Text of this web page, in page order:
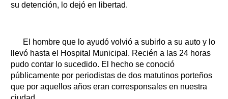
su detención, lo dejó en libertad.
El hombre que lo ayudó volvió a subirlo a su auto y lo
llevó hasta el Hospital Municipal. Recién a las 24 horas
pudo contar lo sucedido. El hecho se conoció
públicamente por periodistas de dos matutinos porteños
que por aquellos años eran corresponsales en nuestra